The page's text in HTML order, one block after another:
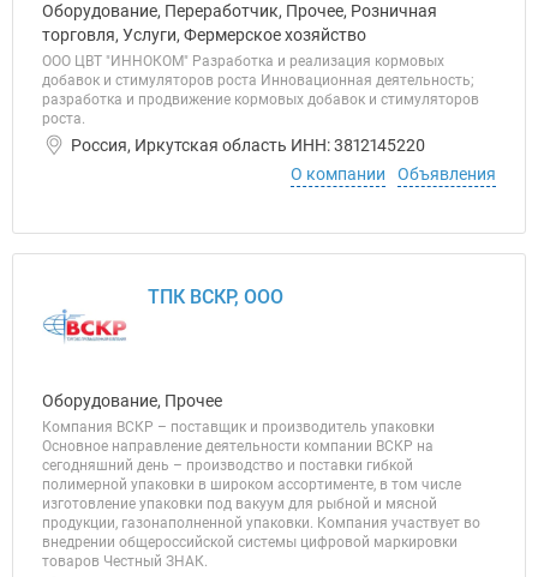
Оборудование, Переработчик, Прочее, Розничная
торговля, Услуги, Фермерское хозяйство
ООО ЦВТ "ИННОКОМ" Разработка и реализация кормовых
добавок и стимуляторов роста Инновационная деятельность;
разработка и продвижение кормовых добавок и стимуляторов
роста.
Россия, Иркутская область ИНН: 3812145220
О компании
Объявления
ТПК ВСКР, ООО
Оборудование, Прочее
Компания ВСКР – поставщик и производитель упаковки
Основное направление деятельности компании ВСКР на
сегодняшний день – производство и поставки гибкой
полимерной упаковки в широком ассортименте, в том числе
изготовление упаковки под вакуум для рыбной и мясной
продукции, газонаполненной упаковки. Компания участвует во
внедрении общероссийской системы цифровой маркировки
товаров Честный ЗНАК.